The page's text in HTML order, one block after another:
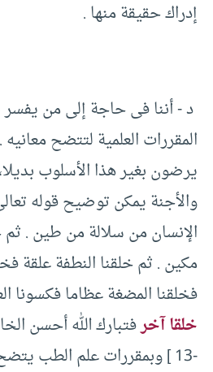
إدراك حقيقة منها .
د -‏ أننا فى حاجة إلى من
المقررات العلمية لتتضح
يرضون بغير هذا الأسلوب
والأجنة يمكن توضيح قوله
الإنسان من سلالة من طين .‏ ثم
مكين .‏ ثم خلقنا النطفة علقة
فخلقنا المضغة عظاما فكسونا
خلقا آخر
-‏‏13 ]‏ وبمقررات علم الطب